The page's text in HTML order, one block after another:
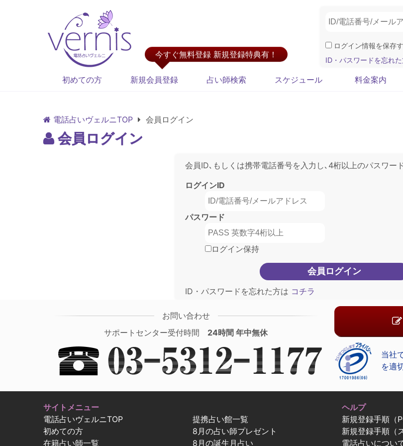
今すぐ無料登録 新規登録特典有！
ログイン情報を保存
ID・パスワードを忘れ
初めての方 新規会員登録 占い師検索 スケジュール 料金案内
電話占いヴェルニTOP 会員ログイン
会員ログイン
会員ID､もしくは携帯電話番号を入力し､4桁以上のパスワー
ログインID
パスワード
ログイン保持
ID・パスワードを忘れた方は コチラ
お問い合わせ
サポートセンター受付時間 24時間 年中無休
当社
を適
サイトメニュー
電話占いヴェルニTOP
初めての方
在籍占い師一覧
提携占い館一覧
8月の占い師プレゼント
8月の誕生月占い
ヘルプ
新規登録手順（
新規登録手順（
電話占いについ